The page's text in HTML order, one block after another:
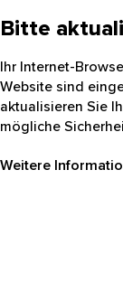
Bitte
Ihr Internet-
Website sind
aktualisieren Sie
mögliche
Weitere